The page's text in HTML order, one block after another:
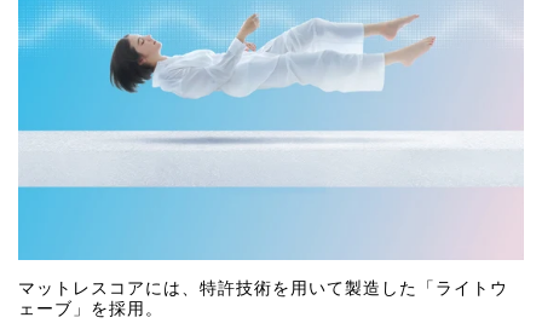
マットレスコアには、特許技術を用いて製造した「ライトウ
ェーブ」を採用。